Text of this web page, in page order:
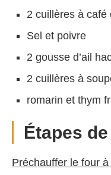
2 cuillères à café
Sel et poivre
2 gousse d’ail
2 cuillères à
romarin et thym
Étapes
Préchauffer le four à